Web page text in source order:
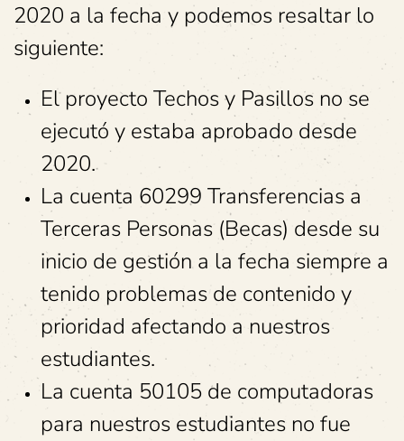
2020 a la fecha y podemos resaltar lo
siguiente:
El proyecto Techos y Pasillos no se
ejecutó y estaba aprobado desde
2020.
La cuenta 60299 Transferencias a
Terceras Personas (Becas) desde su
inicio de gestión a la fecha siempre a
tenido problemas de contenido y
prioridad afectando a nuestros
estudiantes.
La cuenta 50105 de computadoras
para nuestros estudiantes no fue